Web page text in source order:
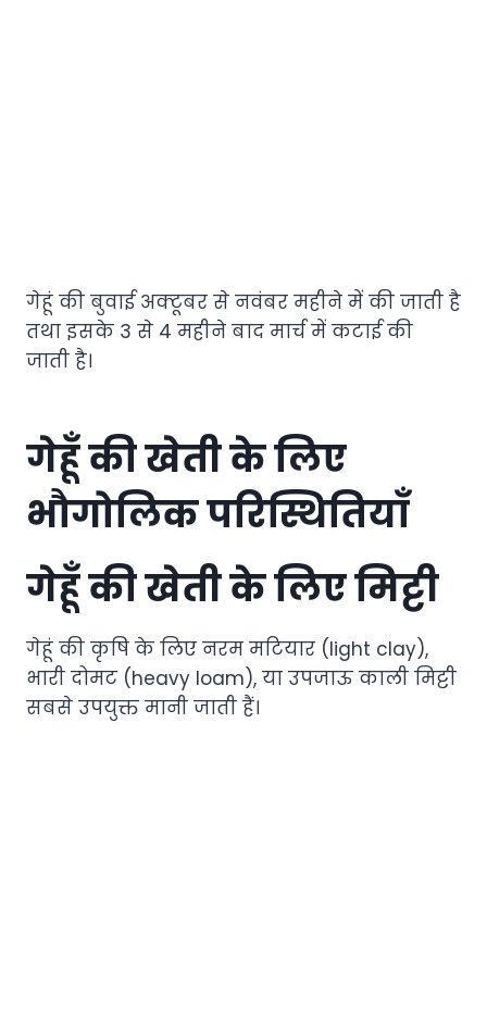
गेहूं की बुवाई अक्टूबर से नवंबर महीने में की जाती है
तथा इसके 3 से 4 महीने बाद मार्च में कटाई की
जाती है।
गेहूँ की खेती के लिए
भौगोलिक परिस्थितियाँ
गेहूँ की खेती के लिए मिट्टी
गेहूं की कृषि के लिए नरम मटियार (light clay),
भारी दोमट (heavy loam), या उपजाऊ काली मिट्टी
सबसे उपयुक्त मानी जाती हैं।